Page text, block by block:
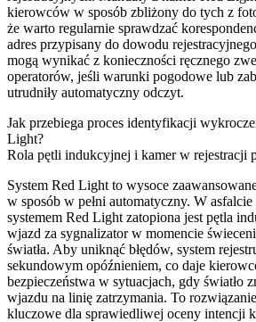
kierowców w sposób zbliżony do tych z
że warto regularnie sprawdzać
adres przypisany do dowodu
mogą wynikać z konieczności ręcznego
operatorów, jeśli warunki pogodowe lub
utrudniły automatyczny odczyt.
Jak przebiega proces identyfikacji
Light?
Rola pętli indukcyjnej i kamer w rejestracji
System Red Light to wysoce
w sposób w pełni automatyczny. W
systemem Red Light zatopiona jest pętla
wjazd za sygnalizator w momencie
światła. Aby uniknąć błędów, system
sekundowym opóźnieniem, co daje
bezpieczeństwa w sytuacjach, gdy światło
wjazdu na linię zatrzymania. To
kluczowe dla sprawiedliwej oceny intencji